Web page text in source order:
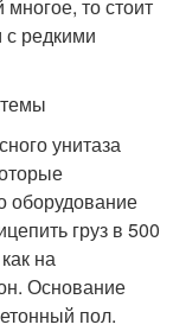
то стоит
с редкими
унитаза
оборудование
груз в 500
на
Основание
пол.